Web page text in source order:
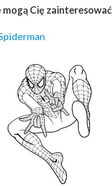
Cię zainteresować